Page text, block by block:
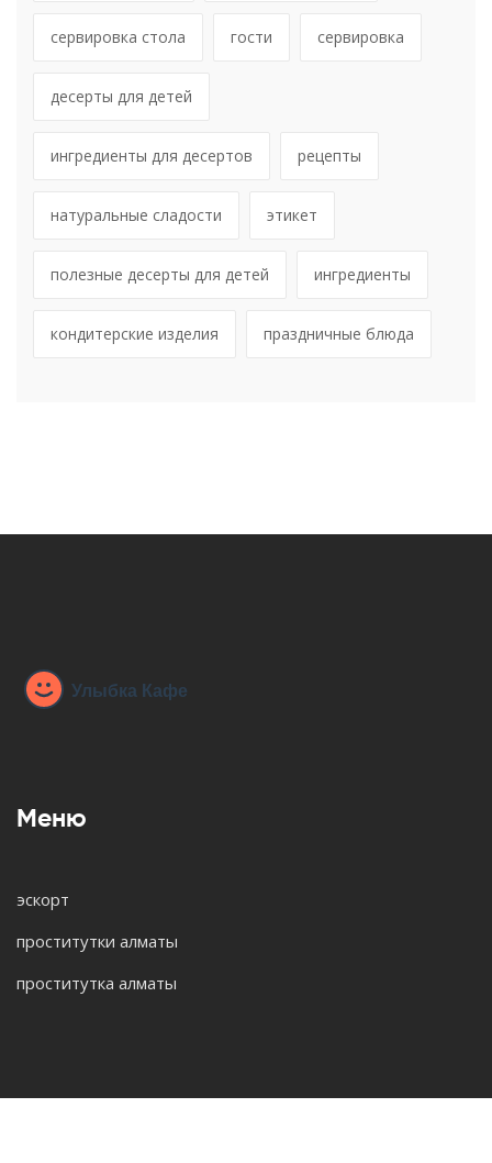
сервировка стола гости сервировка
десерты для детей
ингредиенты для десертов рецепты
натуральные сладости этикет
полезные десерты для детей ингредиенты
кондитерские изделия праздничные блюда
Меню
эскорт
проститутки алматы
проститутка алматы